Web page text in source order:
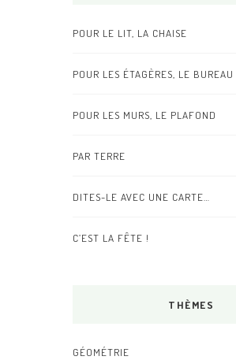
POUR LE LIT, LA CHAISE
POUR LES ÉTAGÈRES, LE BUREAU
POUR LES MURS, LE PLAFOND
PAR TERRE
DITES-LE AVEC UNE CARTE…
C’EST LA FÊTE !
THÈMES
GÉOMÉTRIE